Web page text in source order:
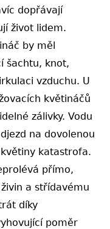
dopřávají
život lidem.
by měl
šachtu, knot,
vzduchu. U
květináčů
zálivky. Vodu
na dovolenou
katastrofa.
přímo,
a střídavému
díky
poměr